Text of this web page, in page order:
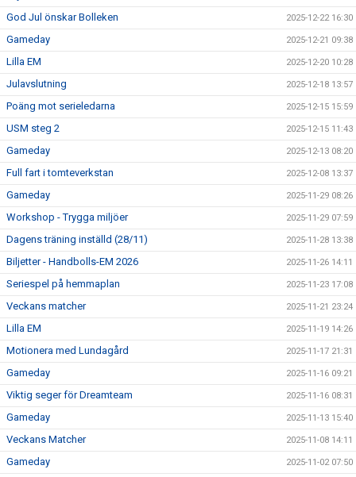
God Jul önskar Bolleken 2025-12-22 16:30
Gameday 2025-12-21 09:38
Lilla EM 2025-12-20 10:28
Julavslutning 2025-12-18 13:57
Poäng mot serieledarna 2025-12-15 15:59
USM steg 2 2025-12-15 11:43
Gameday 2025-12-13 08:20
Full fart i tomteverkstan 2025-12-08 13:37
Gameday 2025-11-29 08:26
Workshop - Trygga miljöer 2025-11-29 07:59
Dagens träning inställd (28/11) 2025-11-28 13:38
Biljetter - Handbolls-EM 2026 2025-11-26 14:11
Seriespel på hemmaplan 2025-11-23 17:08
Veckans matcher 2025-11-21 23:24
Lilla EM 2025-11-19 14:26
Motionera med Lundagård 2025-11-17 21:31
Gameday 2025-11-16 09:21
Viktig seger för Dreamteam 2025-11-16 08:31
Gameday 2025-11-13 15:40
Veckans Matcher 2025-11-08 14:11
Gameday 2025-11-02 07:50